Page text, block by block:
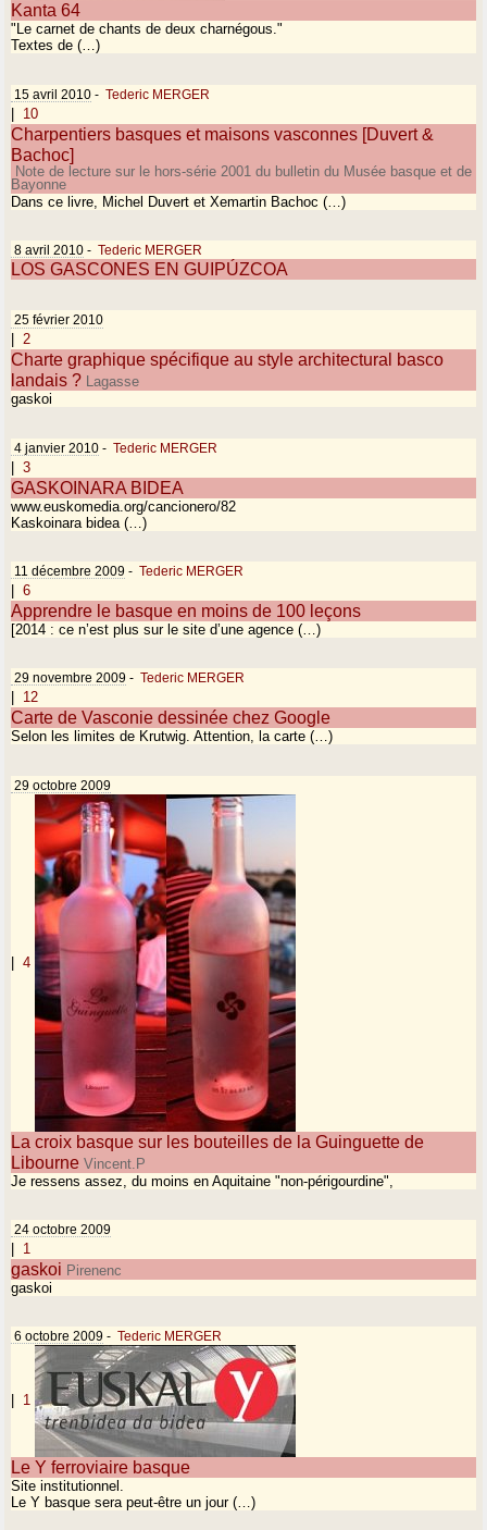
Kanta 64
"Le carnet de chants de deux charnégous."
Textes de (…)
15 avril 2010 - Tederic MERGER
| 10
Charpentiers basques et maisons vasconnes [Duvert &
Bachoc]
Note de lecture sur le hors-série 2001 du bulletin du Musée basque et de
Bayonne
Dans ce livre, Michel Duvert et Xemartin Bachoc (…)
8 avril 2010 - Tederic MERGER
LOS GASCONES EN GUIPÚZCOA
25 février 2010
2
Charte graphique spécifique au style architectural basco
landais ? Lagasse
gaskoi
4 janvier 2010 - Tederic MERGER
| 3
GASKOINARA BIDEA
www.euskomedia.org/cancionero/82
Kaskoinara bidea (…)
11 décembre 2009 - Tederic MERGER
6
Apprendre le basque en moins de 100 leçons
[2014 : ce n’est plus sur le site d’une agence (…)
29 novembre 2009 - Tederic MERGER
12
Carte de Vasconie dessinée chez Google
Selon les limites de Krutwig. Attention, la carte (…)
29 octobre 2009
| 4
La croix basque sur les bouteilles de la Guinguette de
Libourne Vincent.P
Je ressens assez, du moins en Aquitaine "non-périgourdine",
24 octobre 2009
1
gaskoi Pirenenc
gaskoi
6 octobre 2009 - Tederic MERGER
1
Le Y ferroviaire basque
Site institutionnel.
Le Y basque sera peut-être un jour (…)